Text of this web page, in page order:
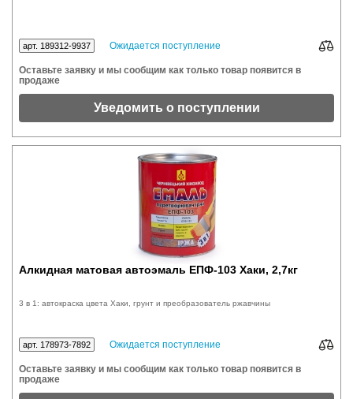
арт. 189312-9937 Ожидается поступление
Оставьте заявку и мы сообщим как только товар появится в
продаже
Уведомить о поступлении
Алкидная матовая автоэмаль ЕПФ-103 Хаки, 2,7кг
3 в 1: автокраска цвета Хаки, грунт и преобразователь ржавчины
арт. 178973-7892 Ожидается поступление
Оставьте заявку и мы сообщим как только товар появится в
продаже